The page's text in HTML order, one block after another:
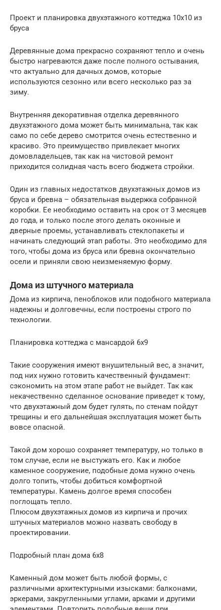
Проект и планировка двухэтажного коттеджа 10х10 из
бруса
Деревянные дома прекрасно сохраняют тепло и очень
быстро нагреваются даже после полного остывания,
что актуально для дачных домов, которые
используются сезонно или всего несколько раз за
зиму.
Внутренняя декоративная отделка деревянного
двухэтажного дома может быть минимальна, так как
само по себе дерево смотрится очень естественно и
красиво. Это преимущество привлекает многих
домовладельцев, так как на чистовой ремонт
приходится солидная часть всего бюджета стройки.
Один из главных недостатков двухэтажных домов из
бруса и бревна – обязательная выдержка собранной
коробки. Ее необходимо оставить на срок от 3 месяцев
до года, и только после этого делать оконные и
дверные проемы, устанавливать стеклопакеты и
начинать следующий этап работы. Это необходимо для
того, чтобы дома из бруса или бревна окончательно
осели и приняли свою неизменяемую форму.
Дома из штучного материала
Дома из кирпича, пеноблоков или подобного материала
надежны и долговечны, если построены строго по
технологии.
Планировка коттеджа с мансардой 6х9
Такие сооружения имеют внушительный вес, а значит,
под них нужно готовить качественный фундамент:
сэкономить на этом этапе работ не выйдет. Так как
некачественно сделанное основание приведет к тому,
что двухэтажный дом будет гулять, по стенам пойдут
трещины и его дальнейшая эксплуатация может быть
вовсе опасной.
Такой дом хорошо сохраняет температуру, но только в
том случае, если не выстужать его. Как и любое
каменное сооружение, подобные дома нужно очень
долго топить, чтобы добиться комфортной
температуры. Камень долгое время способен
поглощать тепло.
Плюсом двухэтажных домов из кирпича и прочих
штучных материалов можно назвать свободу в
проектировании.
Подробный план дома 6х8
Каменный дом может быть любой формы, с
различными архитектурными изысками: балконами,
эркерами, закругленными углами, арками и другими